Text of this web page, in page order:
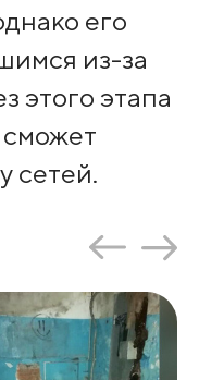
его
из-за
этого этапа
сетей.